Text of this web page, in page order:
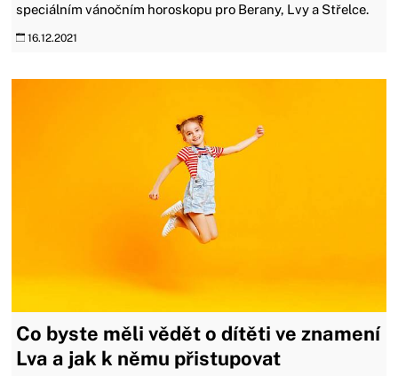
speciálním vánočním horoskopu pro Berany, Lvy a Střelce.
16.12.2021
Co byste měli vědět o dítěti ve znamení
Lva a jak k němu přistupovat